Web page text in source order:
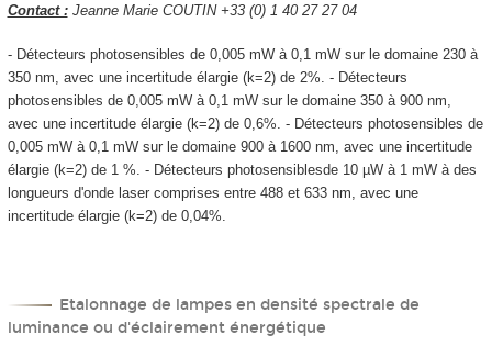
Contact :Jeanne Marie COUTIN +33 (0) 1 40 27 27 04
- Détecteurs photosensibles de 0,005 mW à 0,1 mW sur le domaine 230 à
350 nm, avec une incertitude élargie (k=2) de 2%. - Détecteurs
photosensibles de 0,005 mW à 0,1 mW sur le domaine 350 à 900 nm,
avec une incertitude élargie (k=2) de 0,6%. - Détecteurs photosensibles de
0,005 mW à 0,1 mW sur le domaine 900 à 1600 nm, avec une incertitude
élargie (k=2) de 1 %. - Détecteurs photosensiblesde 10 µW à 1 mW à des
longueurs d'onde laser comprises entre 488 et 633 nm, avec une
incertitude élargie (k=2) de 0,04%.
Etalonnage de lampes en densité spectrale de
luminance ou d'éclairement énergétique